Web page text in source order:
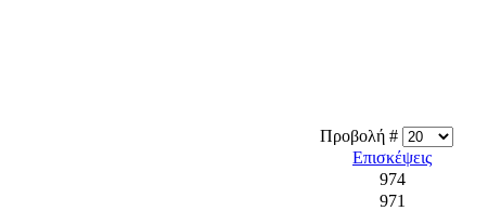
Προβολή #
Επισκέψεις
974
971